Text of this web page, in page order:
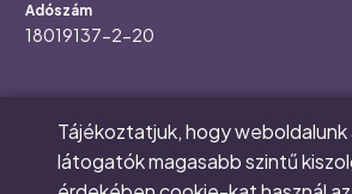
Adószám
18019137-2-20
Main
navigation
RÓLUNK
KORASZÜLÖTTMENTÉS
Tájékoztatjuk, hogy weboldalunk
látogatók magasabb szintű